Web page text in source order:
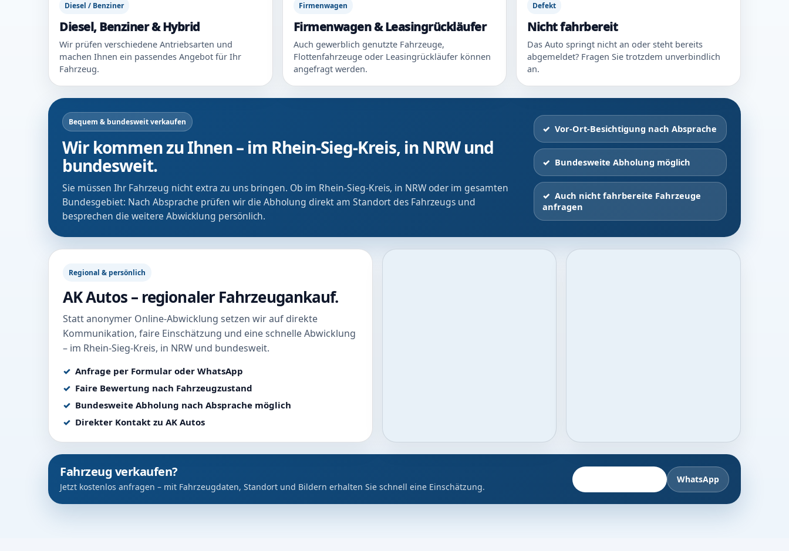
Diesel / Benziner
Diesel, Benziner & Hybrid
Wir prüfen verschiedene Antriebsarten und
machen Ihnen ein passendes Angebot für Ihr
Fahrzeug.
Firmenwagen
Firmenwagen & Leasingrückläufer
Auch gewerblich genutzte Fahrzeuge,
Flottenfahrzeuge oder Leasingrückläufer können
angefragt werden.
Defekt
Nicht fahrbereit
Das Auto springt nicht an oder steht bereits
abgemeldet? Fragen Sie trotzdem unverbindlich
an.
Bequem & bundesweit verkaufen
Wir kommen zu Ihnen – im Rhein-Sieg-Kreis, in NRW und
bundesweit.
Sie müssen Ihr Fahrzeug nicht extra zu uns bringen. Ob im Rhein-Sieg-Kreis, in NRW oder im gesamten
Bundesgebiet: Nach Absprache prüfen wir die Abholung direkt am Standort des Fahrzeugs und
besprechen die weitere Abwicklung persönlich.
Vor-Ort-Besichtigung nach Absprache
Bundesweite Abholung möglich
Auch nicht fahrbereite Fahrzeuge
anfragen
Regional & persönlich
AK Autos – regionaler Fahrzeugankauf.
Statt anonymer Online-Abwicklung setzen wir auf direkte
Kommunikation, faire Einschätzung und eine schnelle Abwicklung
– im Rhein-Sieg-Kreis, in NRW und bundesweit.
Anfrage per Formular oder WhatsApp
Faire Bewertung nach Fahrzeugzustand
Bundesweite Abholung nach Absprache möglich
Direkter Kontakt zu AK Autos
Fahrzeug verkaufen?
Jetzt kostenlos anfragen – mit Fahrzeugdaten, Standort und Bildern erhalten Sie schnell eine Einschätzung.
WhatsApp